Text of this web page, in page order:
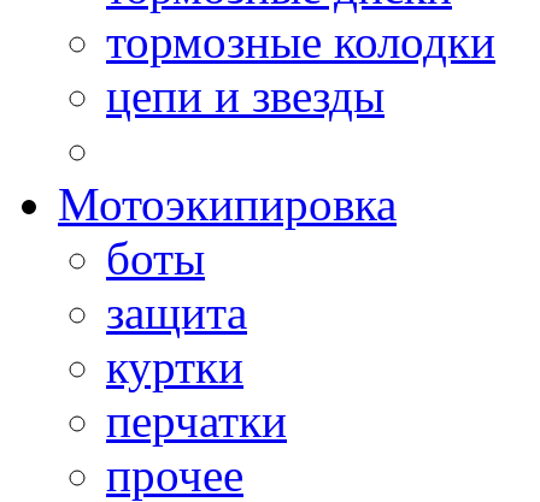
тормозные колодки
цепи и звезды
Мотоэкипировка
боты
защита
куртки
перчатки
прочее